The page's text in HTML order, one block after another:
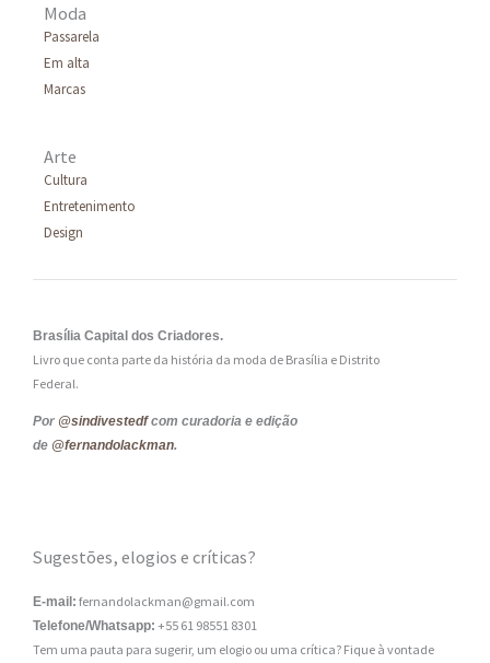
Moda
Passarela
Em alta
Marcas
Arte
Cultura
Entretenimento
Design
Brasília Capital dos Criadores.
Livro que conta parte da história da moda de Brasília e Distrito
Federal.
Por @sindivestedfcom curadoria e edição
de @fernandolackman.
Sugestões, elogios e críticas?
E-mail: fernandolackman@gmail.com
Telefone/Whatsapp: +55 61 98551 8301
Tem uma pauta para sugerir, um elogio ou uma crítica? Fique à vontade